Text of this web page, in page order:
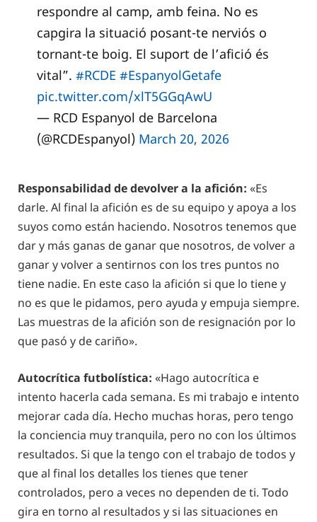
respondre al camp, amb feina. No es
capgira la situació posant-te nerviós o
tornant-te boig. El suport de l’afició és
vital”. #RCDE #EspanyolGetafe
pic.twitter.com/xlT5GGqAwU
— RCD Espanyol de Barcelona
(@RCDEspanyol) March 20, 2026
Responsabilidad de devolver a la afición: «Es
darle. Al final la afición es de su equipo y apoya a los
suyos como están haciendo. Nosotros tenemos que
dar y más ganas de ganar que nosotros, de volver a
ganar y volver a sentirnos con los tres puntos no
tiene nadie. En este caso la afición si que lo tiene y
no es que le pidamos, pero ayuda y empuja siempre.
Las muestras de la afición son de resignación por lo
que pasó y de cariño».
Autocrítica futbolística: «Hago autocrítica e
intento hacerla cada semana. Es mi trabajo e intento
mejorar cada día. Hecho muchas horas, pero tengo
la conciencia muy tranquila, pero no con los últimos
resultados. Si que la tengo con el trabajo de todos y
que al final los detalles los tienes que tener
controlados, pero a veces no dependen de ti. Todo
gira en torno al resultados y si las situaciones en